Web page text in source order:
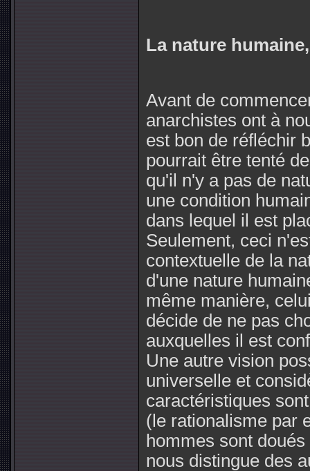
La nature
Avant de
anarchistes ont à
est bon de réfléchir
pourrait être tenté
qu'il n'y a pas de
une condition
dans lequel il est
Seulement, ceci
contextuelle de la
d'une nature
même manière,
décide de ne pas
auxquelles il est
Une autre vision
universelle et
caractéristiques
(le rationalisme par
hommes sont
nous distingue des